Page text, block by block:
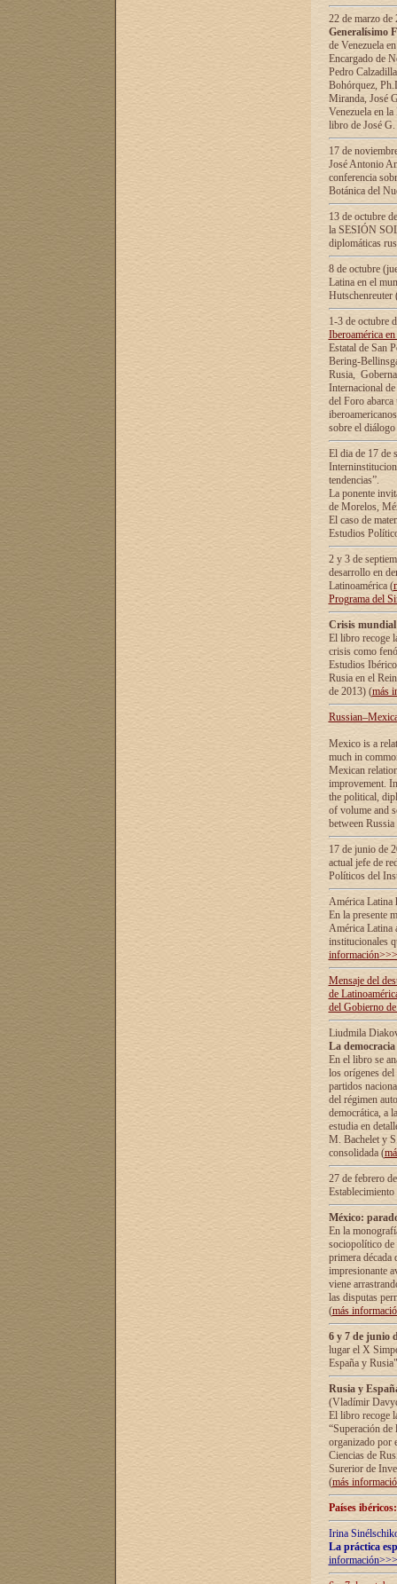
22 de marzo
Generalísimo
de Venezuela
Encargado de
Pedro
Bohórquez,
Miranda, José
Venezuela en
libro de José
17 de
José Antonio
conferencia
Botánica del
13 de octubre
la SESIÓN
diplomáticas
8 de octubre
Latina en el
1-3 de octubre
Iberoamérica
Estatal de San
Bering-
Rusia,
Internacional
del Foro
sobre el
El dia de 17 de
tendencias”.
La ponente
de Morelos,
El caso de
Estudios
2 y 3 de
desarrollo en
Latinoamérica (
Programa del
Crisis
El libro recoge
crisis como
Estudios
Rusia en el
de 2013) (más
Mexico is a
much in
Mexican
improvement.
the political,
of volume and
between
17 de junio de
actual jefe de
Políticos del
América Latina
En la presente
América Latina
institucionales
información>>>
Mensaje del
de
del Gobierno
Liudmila
La
En el libro se
los orígenes
partidos
del régimen
democrática, а
estudia en
М. Bachelet у
consolidada (
27 de febrero
México:
En la
sociopolítico de
primera década
impresionante
viene
las disputas
(más
6 y 7 de junio
lugar el X
España y
Rusia y
(Vladímir
El libro recoge
“Superación
organizado por
Ciencias de
Surerior de
(más
Países
Irina
La práctica
información>>>